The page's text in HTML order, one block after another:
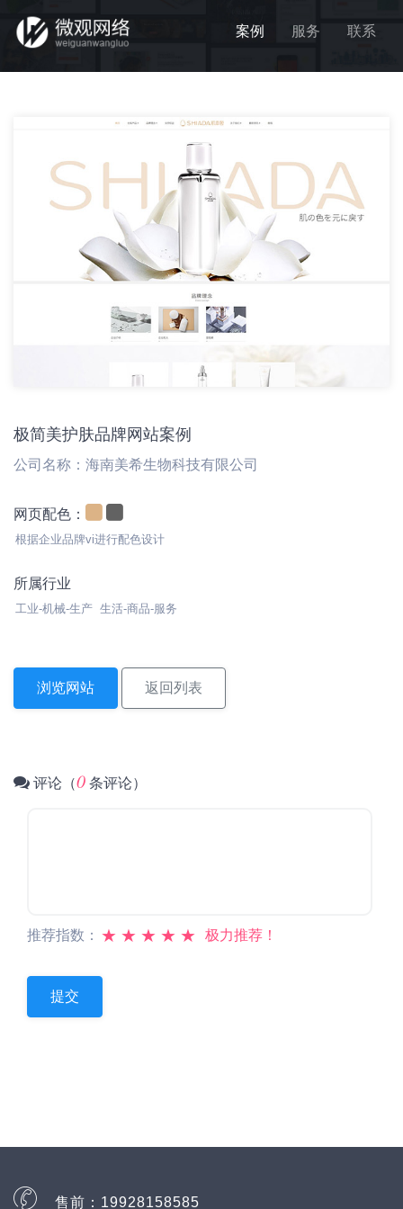
案例 服务 联系
极简美护肤品牌网站案例
公司名称：海南美希生物科技有限公司
网页配色：
根据企业品牌vi进行配色设计
所属行业
工业-机械-生产 生活-商品-服务
浏览网站 返回列表
评论（0 条评论）
推荐指数： ★ ★ ★ ★ ★ 极力推荐！
售前： 19928158585